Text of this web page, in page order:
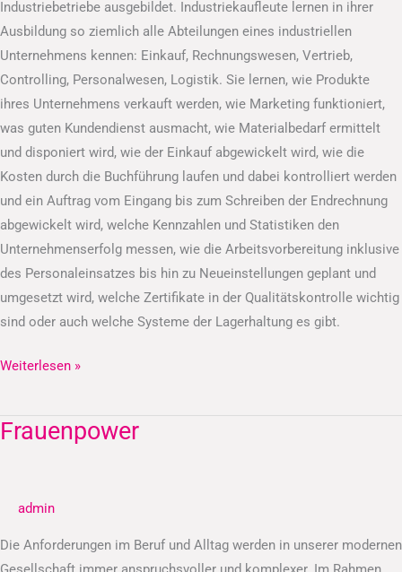
Industriebetriebe ausgebildet. Industriekaufleute lernen in ihrer
Ausbildung so ziemlich alle Abteilungen eines industriellen
Unternehmens kennen: Einkauf, Rechnungswesen, Vertrieb,
Controlling, Personalwesen, Logistik. Sie lernen, wie Produkte
ihres Unternehmens verkauft werden, wie Marketing funktioniert,
was guten Kundendienst ausmacht, wie Materialbedarf ermittelt
und disponiert wird, wie der Einkauf abgewickelt wird, wie die
Kosten durch die Buchführung laufen und dabei kontrolliert werden
und ein Auftrag vom Eingang bis zum Schreiben der Endrechnung
abgewickelt wird, welche Kennzahlen und Statistiken den
Unternehmenserfolg messen, wie die Arbeitsvorbereitung inklusive
des Personaleinsatzes bis hin zu Neueinstellungen geplant und
umgesetzt wird, welche Zertifikate in der Qualitätskontrolle wichtig
sind oder auch welche Systeme der Lagerhaltung es gibt.
Weiterlesen »
Frauenpower
admin
Die Anforderungen im Beruf und Alltag werden in unserer modernen
Frauenpower